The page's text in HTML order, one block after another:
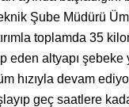
Şube Müdürü
toplamda 35
eden altyapı şebeke
hızıyla devam
geç saatlere